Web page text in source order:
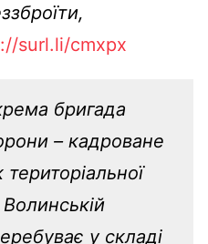
surl.li/cmxpx
бригада
– кадроване
у складі